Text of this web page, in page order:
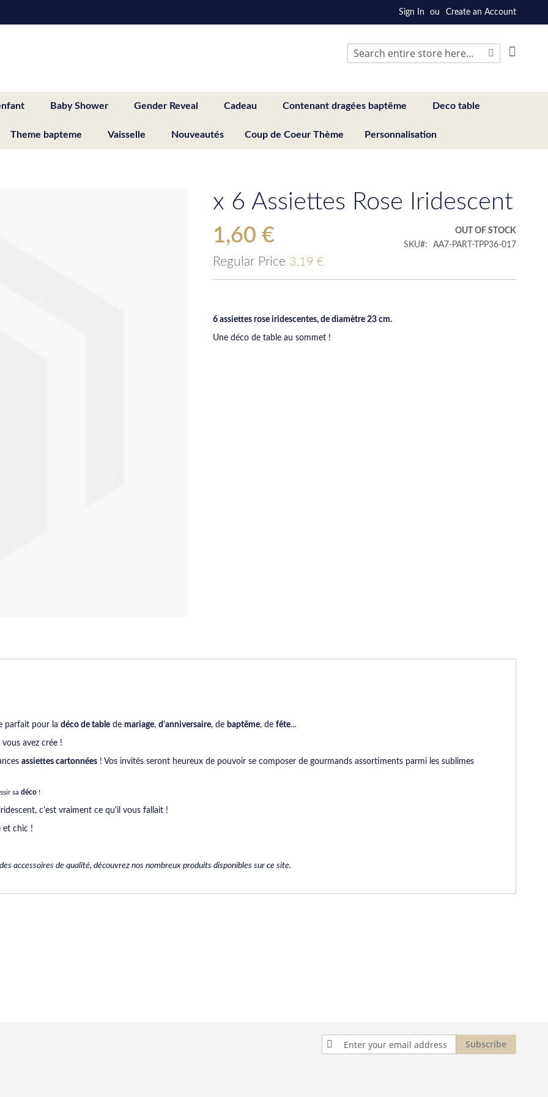
Sign In Create an Account
Search
Baby Shower Gender Reveal Cadeau Contenant dragées baptême Deco table
Theme bapteme Vaisselle Nouveautés Coup de Coeur Thème Personnalisation
x 6 Assiettes Rose Iridescent
Special
1,60 €
Regular Price 3,19 €
OUT OF STOCK
SKU
AA7-PART-TPP36-017
6 assiettes rose iridescentes, de diamètre 23 cm.
Une déco de table au sommet !
parfait pour la déco de table de mariage, d'anniversaire, de baptême, de fête...
vous avez crée !
assiettes cartonnées ! Vos invités seront heureux de pouvoir se composer de gourmands assortiments parmi les sublimes
sa déco !
c'est vraiment ce qu'il vous fallait !
et chic !
accessoires de qualité, découvrez nos nombreux produits disponibles sur ce site.
Sign
Up
Subscribe